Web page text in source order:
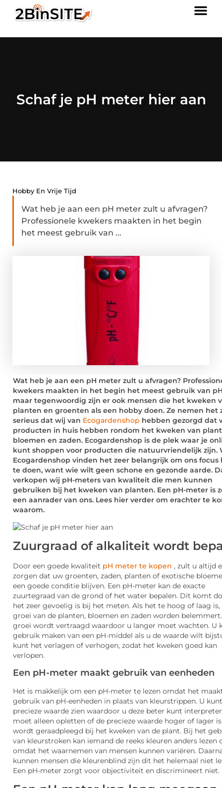
Schaf je pH meter hier aan
Hobby En Vrije Tijd
Wat heb je aan een pH meter zult u afvragen?
Professionele kwekers maakten in het begin
het meest gebruik van ...
Wat heb je aan een pH meter zult u afvragen?
kwekers maakten in het begin het meest gebruik van
maar tegenwoordig zijn er ook mensen die het kweken
planten en groenten als een hobby doen. Ze nemen het
serieus dat wij van Ecogardenshop hebben gezorgd dat
producten in huis hebben rondom het kweken van
bloemen en zaden. Ecogardenshop is de plek waar je
kunt shoppen voor producten die natuurvriendelijk zijn.
Ecogardenshop vinden het zeer belangrijk om ons focus
te doen, want wie wilt geen schone en gezonde aarde.
verkopen wij pH-meters van kwaliteit die men kunnen
gebruiken bij het kweken van planten. Een pH-meter is
een aanrader van ons. Lees hier verder om erachter te
waarom.
Zuurgraad of alkaliteit wordt
Door een goede kwaliteit pH meter te kopen , zult u altijd
zorgen dat uw groenten, zaden, planten of exotische
een goede conditie blijven. Een pH-meter kan de exacte
zuurtegraad van de grond of het water bepalen. Dit komt
het zeer gevoelig is bij het meten. Als het te hoog of laag is,
groei van de planten, bloemen en zaden worden
groei wordt vertraagd waardoor u langer moet wachten. U
gebruik maken van een pH-middel als u de waarde wilt
kunt het verlagen of verhogen, zodat het kweken goed kan
verlopen.
Een pH-meter maakt gebruik van eenheden
Het is makkelijk om een pH-meter te lezen omdat het
gebruik van pH-eenheden in plaats van kleurstrippen. U
precieze waarde zien waardoor u deze beter kunt
moet alleen opletten of de precieze waarde hoger of lager
wordt geraadpleegd bij het kweken van de plant. Bij het
van kleurstroken kan iemand de reeks kleuren anders lezen
omdat het waarnemen van mensen kunnen variëren.
kunnen mensen die kleurenblind zijn dit het helemaal niet
Een pH-meter zorgt voor objectiviteit en discrimineert niet.